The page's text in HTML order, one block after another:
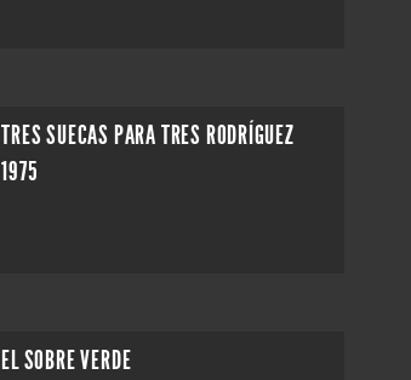
TRES SUECAS PARA TRES RODRÍGUEZ
1975
EL SOBRE VERDE